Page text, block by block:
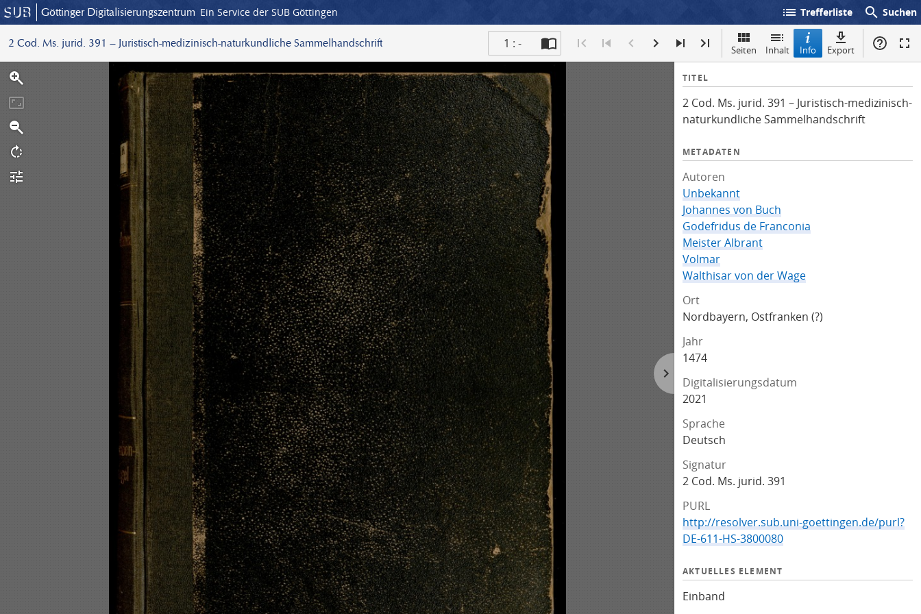
Göttinger Digitalisierungszentrum Ein Service der SUB Göttingen list Trefferliste search Suchen
2 Cod. Ms. jurid. 391 – Juristisch-medizinisch-naturkundliche Sammelhandschrift 1 : - Seiten Inhalt Info Export
I
f
o
TITEL
2 Cod. Ms. jurid. 391 – Juristisch-medizinisch-
naturkundliche Sammelhandschrift
METADATEN
Autoren
Unbekannt
Johannes von Buch
Godefridus de Franconia
Meister Albrant
Volmar
Walthisar von der Wage
Ort
Nordbayern, Ostfranken (?)
Jahr
1474
Digitalisierungsdatum
2021
Sprache
Deutsch
Signatur
2 Cod. Ms. jurid. 391
PURL
http://resolver.sub.uni-goettingen.de/purl?
DE-611-HS-3800080
AKTUELLES ELEMENT
Einband